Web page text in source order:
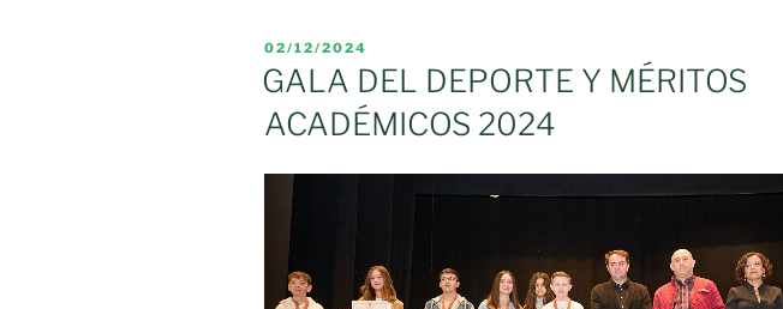
PUBLICADO
EL
02/12/2024
GALA DEL DEPORTE Y MÉRITOS
ACADÉMICOS 2024